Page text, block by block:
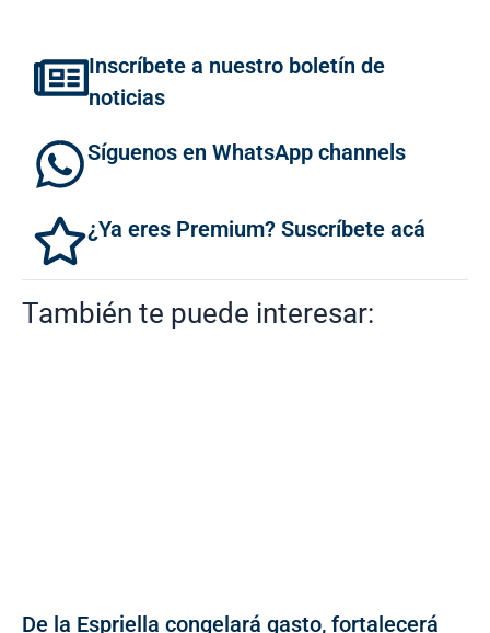
Inscríbete a nuestro boletín de
noticias
Síguenos en WhatsApp channels
¿Ya eres Premium? Suscríbete acá
También te puede interesar:
De la Espriella congelará gasto, fortalecerá